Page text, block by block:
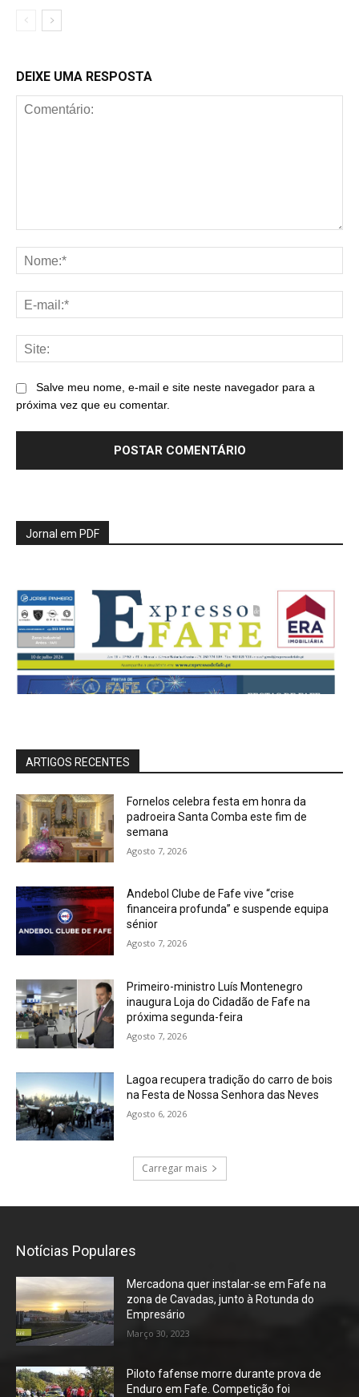
DEIXE UMA RESPOSTA
Salve meu nome, e-mail e site neste navegador para a
próxima vez que eu comentar.
Jornal em PDF
ARTIGOS RECENTES
Fornelos celebra festa em honra da
padroeira Santa Comba este fim de
semana
Agosto 7, 2026
Andebol Clube de Fafe vive “crise
financeira profunda” e suspende equipa
sénior
Agosto 7, 2026
Primeiro-ministro Luís Montenegro
inaugura Loja do Cidadão de Fafe na
próxima segunda-feira
Agosto 7, 2026
Lagoa recupera tradição do carro de bois
na Festa de Nossa Senhora das Neves
Agosto 6, 2026
Carregar mais
Notícias Populares
Mercadona quer instalar-se em Fafe na
zona de Cavadas, junto à Rotunda do
Empresário
Março 30, 2023
Piloto fafense morre durante prova de
Enduro em Fafe. Competição foi